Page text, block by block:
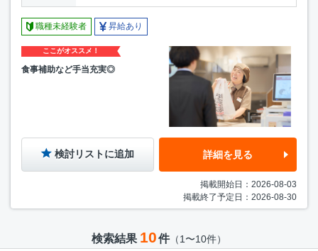
職種未経験者 昇給あり
ここがオススメ！
食事補助など手当充実◎
検討リストに追加 詳細を見る
掲載開始日：2026-08-03
掲載終了予定日：2026-08-30
検索結果 10件（1〜10件）